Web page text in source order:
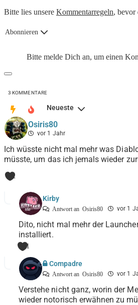
Bitte lies unsere Kommentarregeln, bevor
Abonnieren
Bitte melde Dich an, um einen
3 KOMMENTARE
Neueste
Osiris80
vor 1 Jahr
Ich wüsste nicht mal mehr was
müsste, um das ich jemals wieder
2
Kirby
Antwort an Osiris80 vor 1
Dito, nicht mal mehr der
installiert.
1
Compadre
Antwort an Osiris80 vor 1
Verstehe nicht ganz, worin der
wieder notorisch erwähnen zu